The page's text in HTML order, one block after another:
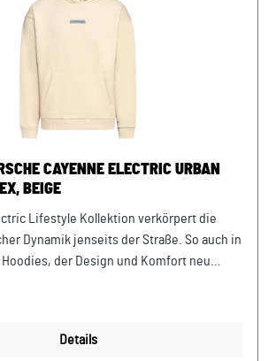
Straße 1 94447 Plattling USt-Ident.-Nr.:
CAYENNE ELECTRIC URBAN
BEIGE
Lifestyle Kollektion verkörpert die
Dynamik jenseits der Straße. So auch in
Hoodies, der Design und Komfort neu
Fahrzeug selbst. Abmessungen: 359 mm
Design:Porsche Cayenne Electric Urban
Details